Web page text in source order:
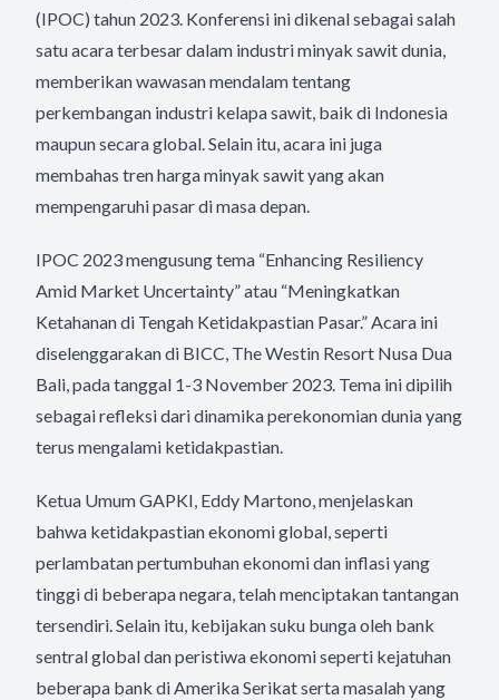
(IPOC) tahun 2023. Konferensi ini dikenal sebagai salah
satu acara terbesar dalam industri minyak sawit dunia,
memberikan wawasan mendalam tentang
perkembangan industri kelapa sawit, baik di Indonesia
maupun secara global. Selain itu, acara ini juga
membahas tren harga minyak sawit yang akan
mempengaruhi pasar di masa depan.
IPOC 2023 mengusung tema “Enhancing Resiliency
Amid Market Uncertainty” atau “Meningkatkan
Ketahanan di Tengah Ketidakpastian Pasar.” Acara ini
diselenggarakan di BICC, The Westin Resort Nusa Dua
Bali, pada tanggal 1-3 November 2023. Tema ini dipilih
sebagai refleksi dari dinamika perekonomian dunia yang
terus mengalami ketidakpastian.
Ketua Umum GAPKI, Eddy Martono, menjelaskan
bahwa ketidakpastian ekonomi global, seperti
perlambatan pertumbuhan ekonomi dan inflasi yang
tinggi di beberapa negara, telah menciptakan tantangan
tersendiri. Selain itu, kebijakan suku bunga oleh bank
sentral global dan peristiwa ekonomi seperti kejatuhan
beberapa bank di Amerika Serikat serta masalah yang